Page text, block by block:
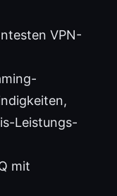
VPN-
Leistungs-
mit